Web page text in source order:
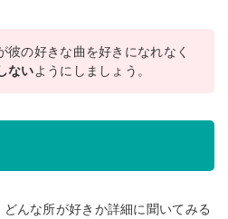
彼の好きな曲を好きになれなく
ないようにしましょう。
んな所が好きか詳細に聞いてみる